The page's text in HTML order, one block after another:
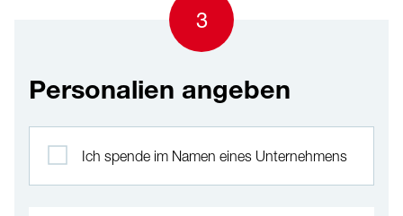
3
Personalien angeben
Ich spende im Namen eines Unternehmens